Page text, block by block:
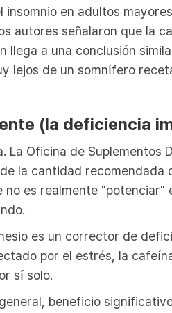
insomnio en adultos
autores señalaron que la
llega a una conclusión
lejos de un somnífero
(la deficiencia
La Oficina de Suplementos
la cantidad
no es realmente
es un corrector de
por el estrés, la
sí solo.
beneficio